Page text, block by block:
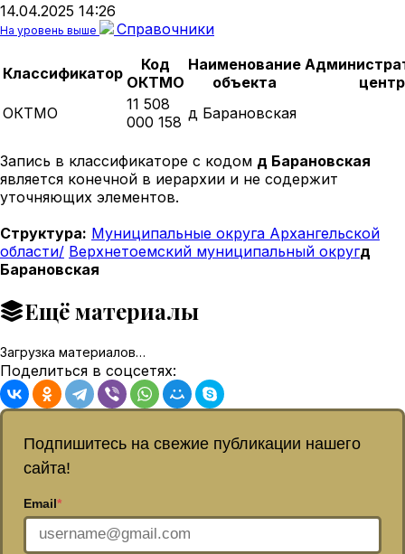
14.04.2025 14:26
На уровень выше Справочники
Классификатор
Код
ОКТМО
Наименование
объекта
центр
ОКТМО
11 508
000 158 д Барановская
Запись в классификаторе с кодом д Барановская
является конечной в иерархии и не содержит
уточняющих элементов.
Структура: Муниципальные округа Архангельской
области/ Верхнетоемский муниципальный округд
Барановская
Ещё материалы
Загрузка материалов…
Поделиться в соцсетях:
Подпишитесь на свежие публикации нашего
сайта!
Email*